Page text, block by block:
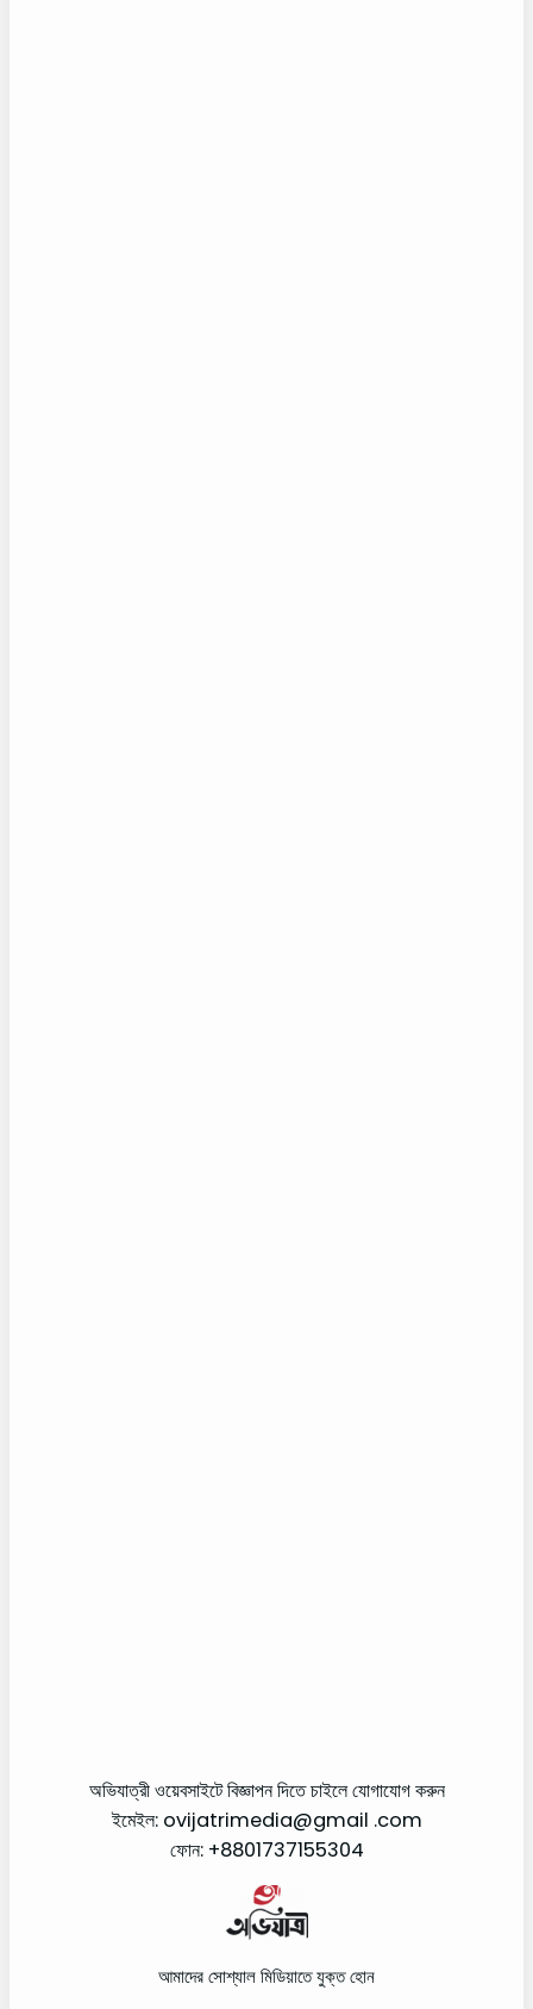
অভিযাত্রী ওয়েবসাইটে বিজ্ঞাপন দিতে চাইলে যোগাযোগ করুন
ইমেইল: ovijatrimedia@gmail .com
ফোন: +8801737155304
আমাদের সোশ্যাল মিডিয়াতে যুক্ত হোন